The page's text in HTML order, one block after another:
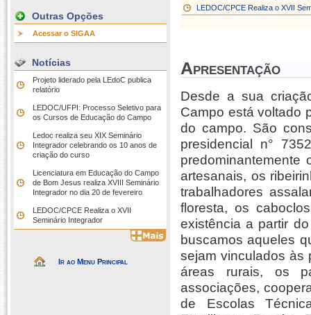
Outras Opções
Acessar o SIGAA
Notícias
Projeto liderado pela LEdoC publica
relatório
LEDOC/UFPI: Processo Seletivo para
os Cursos de Educação do Campo
Ledoc realiza seu XIX Seminário
Integrador celebrando os 10 anos de
criação do curso
Licenciatura em Educação do Campo
de Bom Jesus realiza XVIII Seminário
Integrador no dia 20 de fevereiro
LEDOC/CPCE Realiza o XVII
Seminário Integrador
Ir ao Menu Principal
LEDOC/CPCE Realiza o XVII
Apresentação
Desde a sua
Campo está voltado
do campo. São
presidencial n°
predominantemente
artesanais, os
trabalhadores
floresta, os
existência a partir
buscamos aqueles
sejam vinculados às
áreas rurais, os
associações,
de Escolas